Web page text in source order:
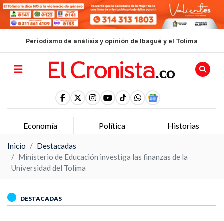
Periodismo de análisis y opinión de Ibagué y el Tolima
Economía Política Historias
Inicio
Destacadas
Ministerio de Educación investiga las finanzas de la
Universidad del Tolima
DESTACADAS